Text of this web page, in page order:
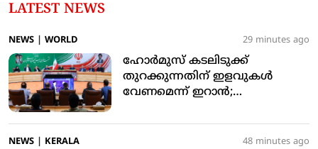
LATEST NEWS
NEWS WORLD 29 minutes ago
ഹോര്‍മുസ് കടലിടുക്ക്
തുറക്കുന്നതിന് ഇളവുകള്‍
വേണമെന്ന് ഇറാന്‍;
രീതിയില്‍’ ചര്‍ച്ചയെന്ന് ട്രംപ്
NEWS KERALA 48 minutes ago